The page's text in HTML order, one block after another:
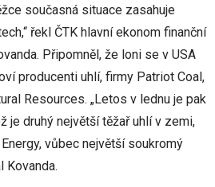
současná situace zasahuje
řekl ČTK hlavní ekonom finanční
Připomněl, že loni se v USA
producenti uhlí, firmy Patriot Coal,
Resources. „Letos v lednu je pak
je druhý největší těžař uhlí v zemi,
vůbec největší soukromý
Kovanda.